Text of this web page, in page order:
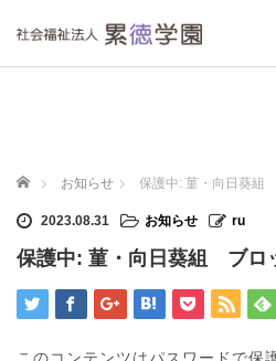
ホーム お知らせ 保護中: 菫・向日葵組
2023.08.31 お知らせ ru
保護中: 菫・向日葵組 ブロ